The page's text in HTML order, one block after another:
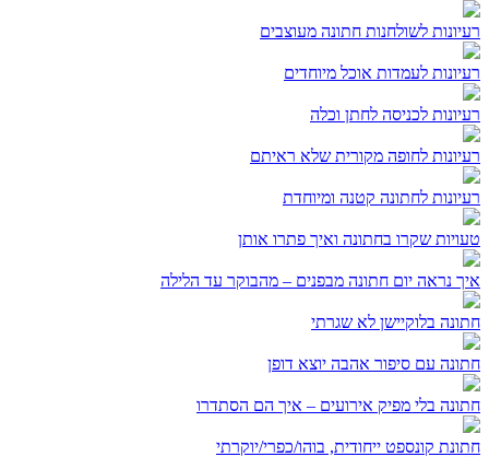
רעיונות לשולחנות חתונה מעוצבים
רעיונות לעמדות אוכל מיוחדים
רעיונות לכניסה לחתן וכלה
רעיונות לחופה מקורית שלא ראיתם
רעיונות לחתונה קטנה ומיוחדת
טעויות שקרו בחתונה ואיך פתרו אותן
איך נראה יום חתונה מבפנים – מהבוקר עד הלילה
חתונה בלוקיישן לא שגרתי
חתונה עם סיפור אהבה יוצא דופן
חתונה בלי מפיק אירועים – איך הם הסתדרו
חתונת קונספט ייחודית, בוהו/כפרי/יוקרתי